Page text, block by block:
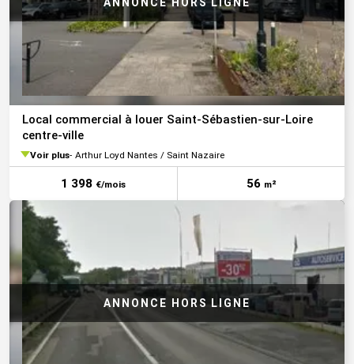
Local commercial à louer Saint-Sébastien-sur-Loire
centre-ville
Voir plus Arthur Loyd Nantes / Saint Nazaire
1 398 €/mois 56 m²